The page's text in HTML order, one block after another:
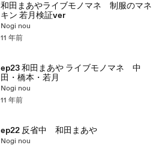
和田まあやライブモノマネ 制服のマネ
キン 若月検証ver
Nogi nou
11 年前
ep23 和田まあや ライブモノマネ 中
田・橋本・若月
Nogi nou
11 年前
ep22 反省中 和田まあや
Nogi nou